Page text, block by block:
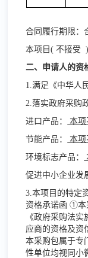
合同履行期限：
本项目( 不接受
二、申请人的资
1.满足《中华人
2.落实政府采购
进口产品：
本
节能产品：
本
环境标志产品：
促进中小企业发
3.本项目的特定
资格承诺函 ①本
《政府采购法
应商的资格及资
本采购包属于专
性单位均视同小